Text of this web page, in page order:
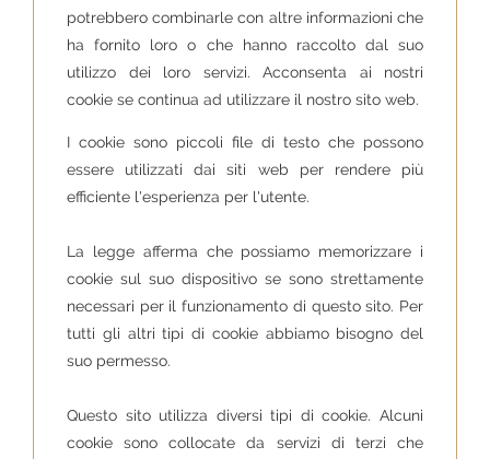
potrebbero combinarle con altre informazioni che
ha fornito loro o che hanno raccolto dal suo
utilizzo dei loro servizi. Acconsenta ai nostri
cookie se continua ad utilizzare il nostro sito web.
I cookie sono piccoli file di testo che possono
essere utilizzati dai siti web per rendere più
efficiente l'esperienza per l'utente.
La legge afferma che possiamo memorizzare i
cookie sul suo dispositivo se sono strettamente
necessari per il funzionamento di questo sito. Per
tutti gli altri tipi di cookie abbiamo bisogno del
suo permesso.
Questo sito utilizza diversi tipi di cookie. Alcuni
cookie sono collocate da servizi di terzi che